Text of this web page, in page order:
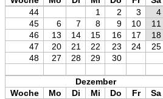
44
1 2 3 4
45
6 7 8 9 10 11
46
13 14 15 16 17 18
47
20 21 22 23 24 25
48
27 28 29 30
Dezember
Woche
Mo Di Mi Do Fr Sa